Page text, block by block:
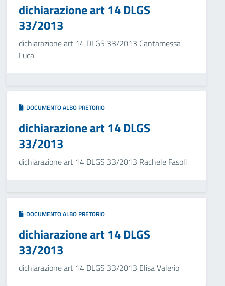
dichiarazione art 14 DLGS
33/2013
dichiarazione art 14 DLGS 33/2013 Cantamessa
Luca
DOCUMENTO ALBO PRETORIO
dichiarazione art 14 DLGS
33/2013
dichiarazione art 14 DLGS 33/2013 Rachele Fasoli
DOCUMENTO ALBO PRETORIO
dichiarazione art 14 DLGS
33/2013
dichiarazione art 14 DLGS 33/2013 Elisa Valerio